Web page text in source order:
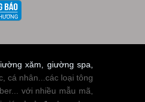
xăm, giường spa,
cá nhân...các loại tông
với nhiều mẫu mã,